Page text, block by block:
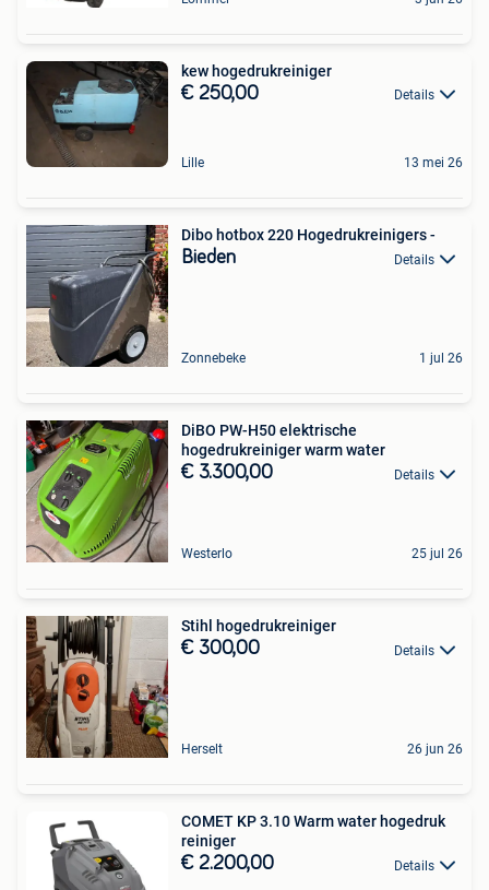
kew hogedrukreiniger
€ 250,00 Details
Lille 13 mei 26
Dibo hotbox 220 Hogedrukreinigers -
Bieden Details
Zonnebeke 1 jul 26
DiBO PW-H50 elektrische
hogedrukreiniger warm water
€ 3.300,00 Details
Westerlo 25 jul 26
Stihl hogedrukreiniger
€ 300,00 Details
Herselt 26 jun 26
COMET KP 3.10 Warm water hogedruk
reiniger
€ 2.200,00 Details